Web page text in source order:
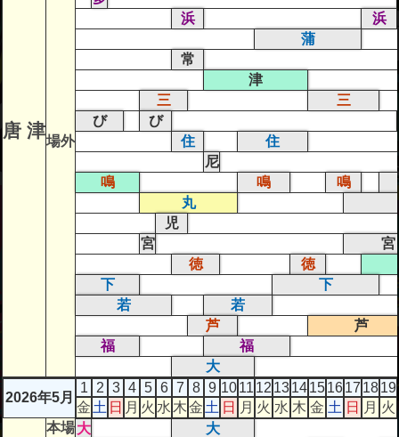
唐 津場外
浜
浜
蒲
常
津
三
三
び
び
住
住
尼
鳴
鳴 鳴
丸
児
宮
宮
徳
徳
下
下
若
若
芦
芦
福
福
大
2026年5月
1 2 3 4 5 6 7 8 9 1011 12 1314151617 1819
金 土 日 月 火 水 木金 土 日 月 火 水 木 金 土 日 月 火
本場大 大